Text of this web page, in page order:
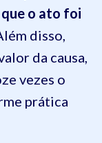
o ato foi
disso,
da causa,
vezes o
prática